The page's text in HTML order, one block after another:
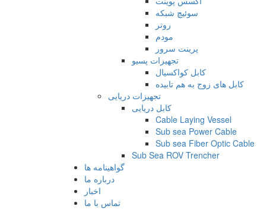
سوئیچ شبکه
روتر
مودم
پرینت سرور
تجهیزات پسیو
کابل کواکسیال
کابل های زوج به هم تابیده
تجهیزات دریایی
کابل دریایی
Cable Laying Vessel
Sub sea Power Cable
Sub sea Fiber Optic Cable
Sub Sea ROV Trencher
گواهینامه ها
درباره ما
اخبار
تماس با ما